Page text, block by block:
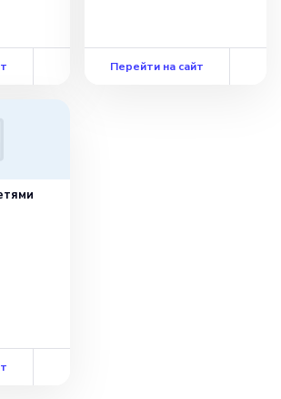
Перейти на сайт